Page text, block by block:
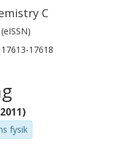
C
17613-17618
fysik